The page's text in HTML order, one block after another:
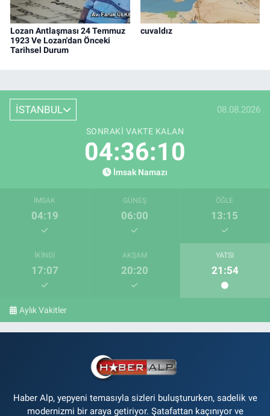
Lozan Antlaşması 24 Temmuz
1923 Ve Lozan'dan Önceki
Tarihsel Durum
cuvaldız
İSTANBUL 08.08.2026
SONRAKI VAKTE KALAN
04:36:09
İmsak Namazı
İMSAK
04:19
GÜNEŞ
06:00
ÖĞLE
13:15
İKINDI
17:07
AKŞAM
20:20
YATSI
21:54
Aylık Vakitler
Haber Alp, yepyeni temasıyla sizleri buluştururken, sadelik ve
modernizmi bir araya getiriyor. Şatafattan kaçınıyor ve